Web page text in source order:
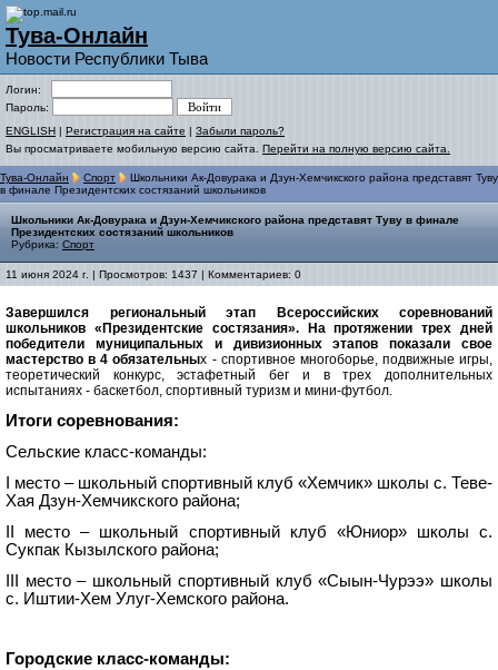
Тува-Онлайн
Новости Республики Тыва
Логин:
Пароль:
ENGLISH | Регистрация на сайте | Забыли пароль?
Вы просматриваете мобильную версию сайта. Перейти на полную версию сайта.
Тува-Онлайн Спорт
Школьники Ак-Довурака и Дзун-Хемчикского района представят Туву
в финале Президентских состязаний школьников
Школьники Ак-Довурака и Дзун-Хемчикского района представят Туву в финале
Президентских состязаний школьников
Рубрика: Спорт
11 июня 2024 г. | Просмотров: 1437 | Комментариев: 0
Завершился региональный этап Всероссийских соревнований
школьников «Президентские состязания». На протяжении трех дней
победители муниципальных и дивизионных этапов показали свое
мастерство в 4 обязательных - спортивное многоборье, подвижные игры,
теоретический конкурс, эстафетный бег и в трех дополнительных
испытаниях - баскетбол, спортивный туризм и мини-футбол.
Итоги соревнования:
Сельские класс-команды:
I место – школьный спортивный клуб «Хемчик» школы с. Теве-
Хая Дзун-Хемчикского района;
II место – школьный спортивный клуб «Юниор» школы с.
Сукпак Кызылского района;
III место – школьный спортивный клуб «Сыын-Чурээ» школы
с. Иштии-Хем Улуг-Хемского района.
Городские класс-команды: